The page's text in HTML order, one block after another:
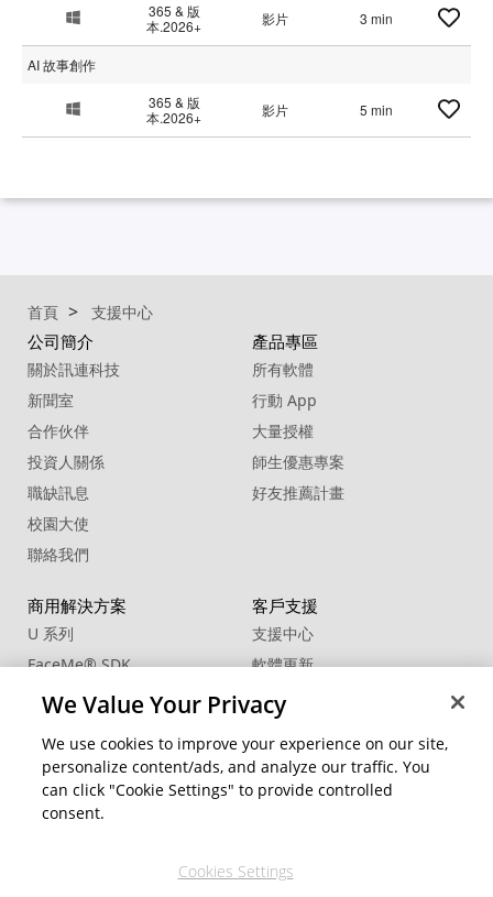
365 & 版
本.2026+
影片 3 min
AI 故事創作
365 & 版
本.2026+
影片 5 min
首頁 支援中心
公司簡介
關於訊連科技
新聞室
合作伙伴
投資人關係
職缺訊息
校園大使
聯絡我們
產品專區
所有軟體
行動 App
大量授權
師生優惠專案
好友推薦計畫
商用解決方案
U 系列
FaceMe®SDK
客戶支援
支援中心
軟體更新
教學中心
CCP國際專業認證
社群資源
會員專區
變更地區
We Value Your Privacy
We use cookies to improve your experience on our site,
personalize content/ads, and analyze our traffic. You
can click "Cookie Settings" to provide controlled
consent.
Cookies Settings